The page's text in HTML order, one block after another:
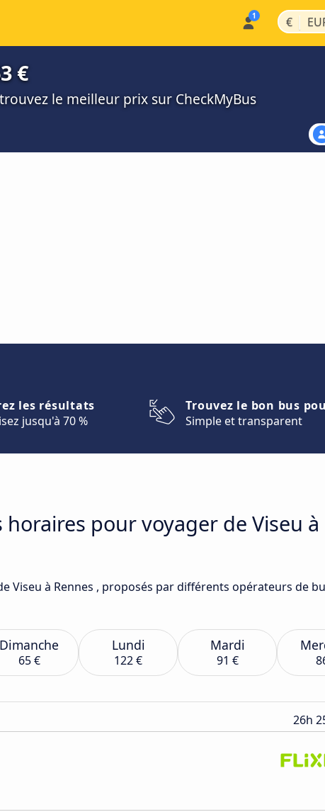
€ |
€
le meilleur prix sur CheckMyBus
les résultats
jusqu'à 70 %
Trouvez le bon bus
Simple et transparent
pour voyager de Viseu à
Viseu à Rennes , proposés par différents opérateurs de
Dimanche
65 €
Lundi
122 €
Mardi
91 €
26h